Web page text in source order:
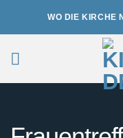
WO DIE KIRCHE